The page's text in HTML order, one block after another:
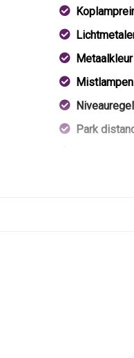
Metaalkleur
Park